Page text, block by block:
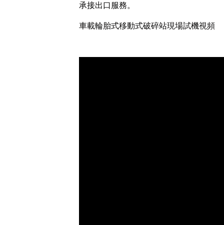
承接出口服務。
車載輪胎式移動式破碎站現場試機視頻